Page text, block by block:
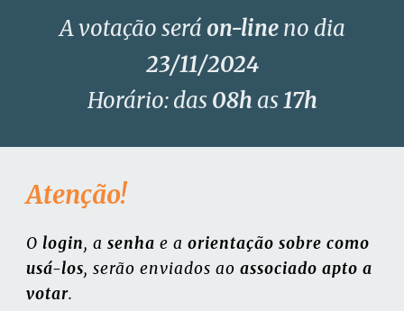
Avotação será on-lineno dia
23/11/2024
Horário: das08h as17h
Atenção!
Ologin,asenha eaorientação sobre como
usá-los, serão enviados aoassociado apto a
votar.